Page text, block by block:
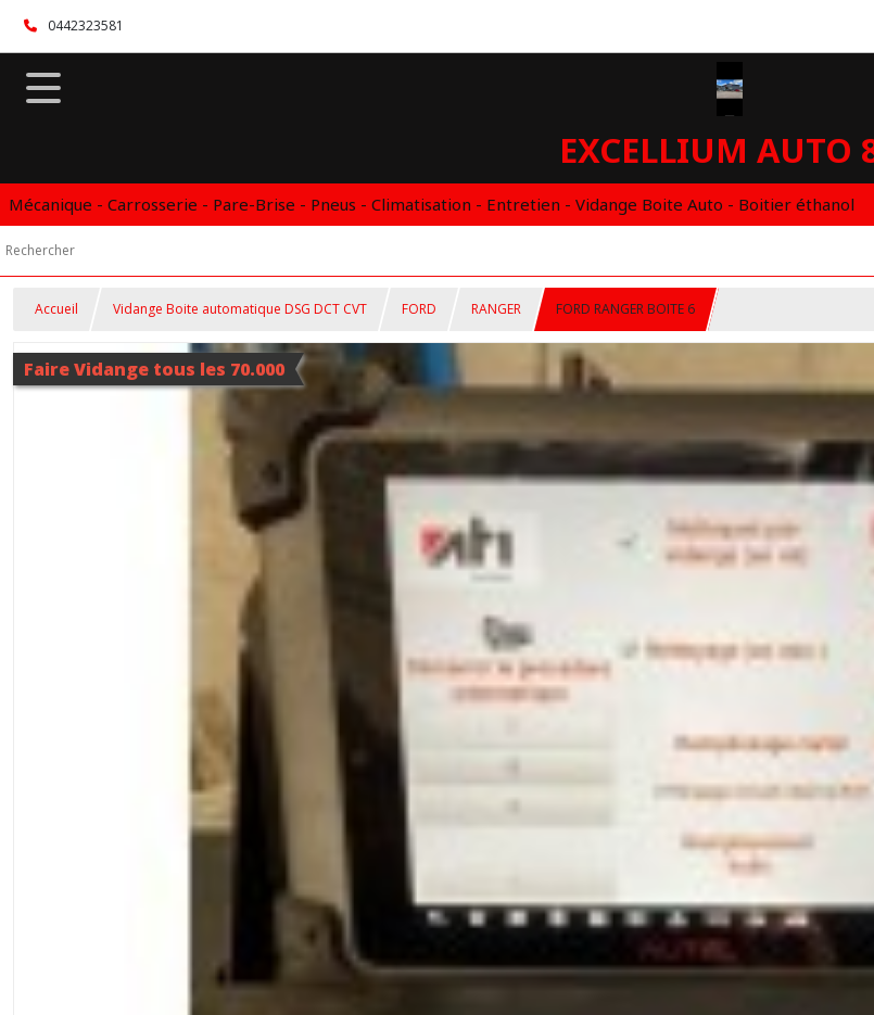
0442323581
EXCELLIUM AUTO
Mécanique - Carrosserie - Pare-Brise - Pneus - Climatisation - Entretien - Vidange Boite Auto - Boitier éthanol
Accueil Vidange Boite automatique DSG DCT CVT FORD RANGER FORD RANGER BOITE 6
Faire Vidange tous les 70.000